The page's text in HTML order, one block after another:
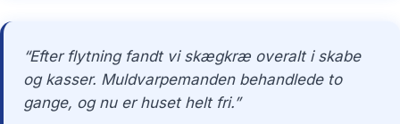
“Efter flytning fandt vi skægkræ overalt i skabe
og kasser. Muldvarpemanden behandlede to
gange, og nu er huset helt fri.”